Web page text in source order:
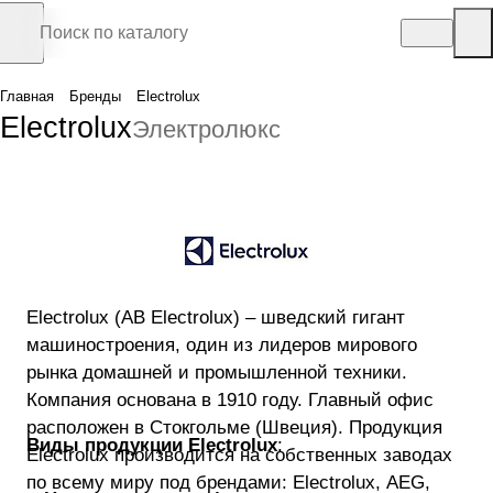
Главная Бренды Electrolux
ElectroluxЭлектролюкс
Electrolux (AB Electrolux) – шведский гигант
машиностроения, один из лидеров мирового
рынка домашней и промышленной техники.
Компания основана в 1910 году. Главный офис
расположен в Стокгольме (Швеция). Продукция
Electrolux производится на собственных заводах
по всему миру под брендами: Electrolux, AEG,
Виды продукции Electrolux: